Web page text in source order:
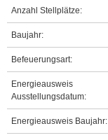
Anzahl Stellplätze:
Baujahr:
Befeuerungsart:
Energieausweis
Ausstellungsdatum:
Energieausweis Baujahr: